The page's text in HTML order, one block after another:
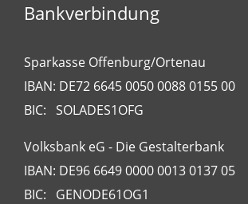
Bankverbindung
Sparkasse Offenburg/Ortenau
IBAN: DE72 6645 0050 0088 0155 00
BIC: SOLADES1OFG
Volksbank eG - Die Gestalterbank
IBAN: DE96 6649 0000 0013 0137 05
BIC: GENODE61OG1